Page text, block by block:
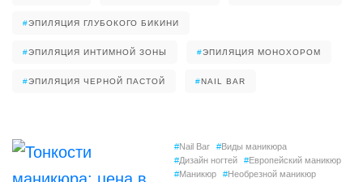
#ЭПИЛЯЦИЯ ГЛУБОКОГО БИКИНИ
#ЭПИЛЯЦИЯ ИНТИМНОЙ ЗОНЫ #ЭПИЛЯЦИЯ МОНОХОРОМ
#ЭПИЛЯЦИЯ ЧЕРНОЙ ПАСТОЙ #NAIL BAR
#Nail Bar #Виды маникюра
#Дизайн ногтей #Европейский маникюр
#Маникюр #Необрезной маникюр